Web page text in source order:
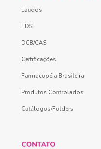
Laudos
FDS
DCB/CAS
Certificações
Farmacopéia Brasileira
Produtos Controlados
Catálogos/Folders
CONTATO